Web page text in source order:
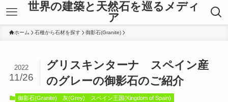
世界の建築と天然石を巡るメディ
ア
ホーム 石種から石材を探す 御影石(Granite)
グリスキンターナ スペイン産
のグレーの御影石のご紹介
2022
11/26
御影石(Granite) 灰(Grey) スペイン王国(Kingdom of Spain)